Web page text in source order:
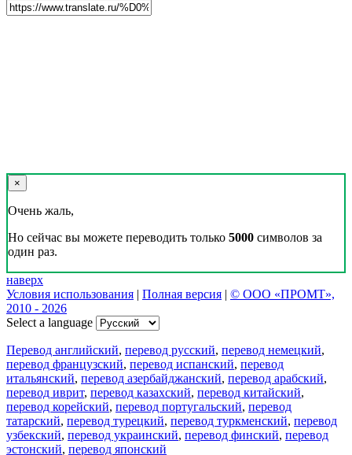
×
Очень жаль,
Но сейчас вы можете переводить только 5000 символов за
один раз.
наверх
Условия использования | Полная версия | © ООО «ПРОМТ»,
2010 - 2026
Select a language
Перевод английский, перевод русский, перевод немецкий,
перевод французский, перевод испанский, перевод
итальянский, перевод азербайджанский, перевод арабский,
перевод иврит, перевод казахский, перевод китайский,
перевод корейский, перевод португальский, перевод
татарский, перевод турецкий, перевод туркменский, перевод
узбекский, перевод украинский, перевод финский, перевод
эстонский, перевод японский